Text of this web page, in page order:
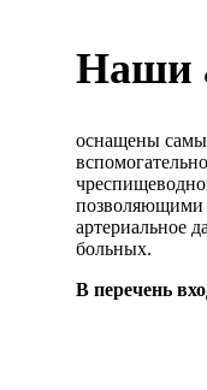
Наши
оснащены
позволяющими
артериальное
больных.
В перечень